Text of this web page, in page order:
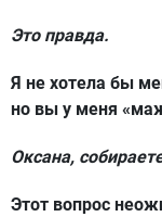
Это правда.
Я не хотела бы
но вы у меня
Оксана,
Этот вопрос